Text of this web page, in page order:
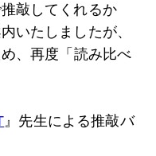
敲してくれるか
いたしましたが、
、再度「読み比べ
』先生による推敲バ